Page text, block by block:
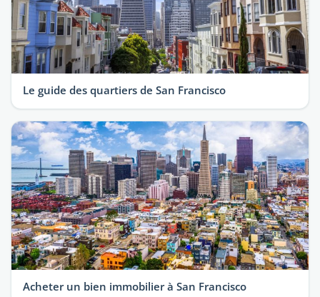
Le guide des quartiers de San Francisco
Acheter un bien immobilier à San Francisco